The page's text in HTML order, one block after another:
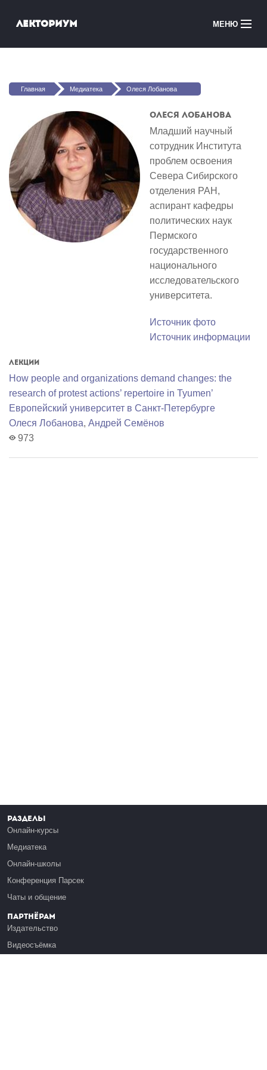
Лекториум МЕНЮ
Медиатека
Онлайн-школы
Courses in English
Вы здесь
Главная Медиатека Олеся Лобанова
Олеся Лобанова
Младший научный
сотрудник Института
проблем освоения
Севера Сибирского
отделения РАН,
аспирант кафедры
политических наук
Пермского
государственного
национального
исследовательского
университета.
Источник фото
Источник информации
Лекции
How people and organizations demand changes: the
research of protest actions’ repertoire in Tyumen’
Европейский университет в Санкт-Петербурге
Олеся Лобанова, Андрей Семёнов
973
Разделы
Онлайн-курсы
Медиатека
Онлайн-школы
Конференция Парсек
Чаты и общение
Партнёрам
Издательство
Видеосъёмка